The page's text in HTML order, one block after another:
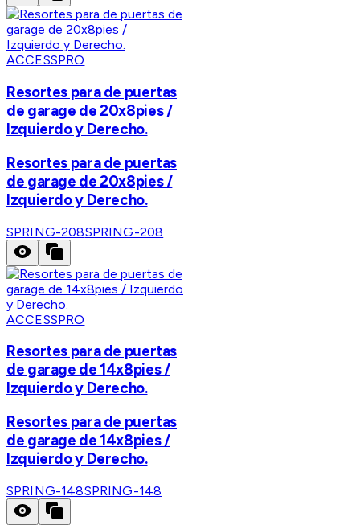
ACCESSPRO
Resortes para de puertas
de garage de 20x8pies /
Izquierdo y Derecho.
Resortes para de puertas
de garage de 20x8pies /
Izquierdo y Derecho.
SPRING-208SPRING-208
ACCESSPRO
Resortes para de puertas
de garage de 14x8pies /
Izquierdo y Derecho.
Resortes para de puertas
de garage de 14x8pies /
Izquierdo y Derecho.
SPRING-148SPRING-148